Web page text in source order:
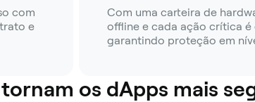
com
e
Com uma carteira de
offline e cada ação crítica
garantindo proteção em
os dApps mais